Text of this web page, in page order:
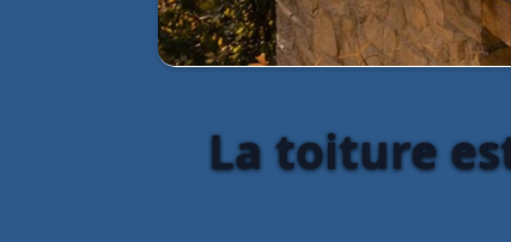
La toiture